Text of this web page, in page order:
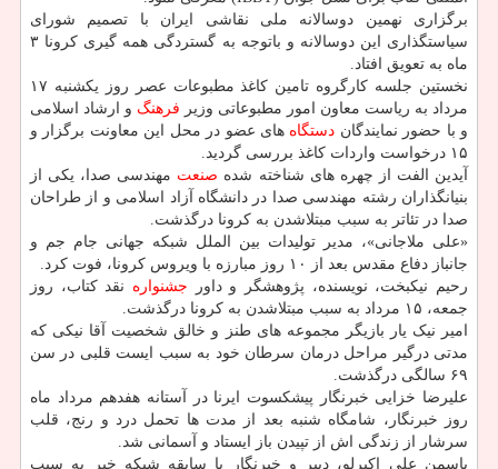
برگزاری نهمین دوسالانه ملی نقاشی ایران با تصمیم شورای
سیاستگذاری این دوسالانه و باتوجه به گستردگی همه گیری کرونا ۳
ماه به تعویق افتاد.
نخستین جلسه کارگروه تامین کاغذ مطبوعات عصر روز یکشنبه ۱۷
مرداد به ریاست معاون امور مطبوعاتی وزیر فرهنگ و ارشاد اسلامی
و با حضور نمایندگان دستگاه های عضو در محل این معاونت برگزار و
۱۵ درخواست واردات کاغذ بررسی گردید.
آیدین الفت از چهره های شناخته شده صنعت مهندسی صدا، یکی از
بنیانگذاران رشته مهندسی صدا در دانشگاه آزاد اسلامی و از طراحان
صدا در تئاتر به سبب مبتلاشدن به کرونا درگذشت.
«علی ملاجانی»، مدیر تولیدات بین الملل شبکه جهانی جام جم و
جانباز دفاع مقدس بعد از ۱۰ روز مبارزه با ویروس کرونا، فوت کرد.
رحیم نیکبخت، نویسنده، پژوهشگر و داور جشنواره نقد کتاب، روز
جمعه، ۱۵ مرداد به سبب مبتلاشدن به کرونا درگذشت.
امیر نیک یار بازیگر مجموعه های طنز و خالق شخصیت آقا نیکی که
مدتی درگیر مراحل درمان سرطان خود به سبب ایست قلبی در سن
۶۹ سالگی درگذشت.
علیرضا خزایی خبرنگار پیشکسوت ایرنا در آستانه هفدهم مرداد ماه
روز خبرنگار، شامگاه شنبه بعد از مدت ها تحمل درد و رنج، قلب
سرشار از زندگی اش از تپیدن باز ایستاد و آسمانی شد.
یاسمن علی اکبرلو، دبیر و خبرنگار با سابقه شبکه خبر به سبب